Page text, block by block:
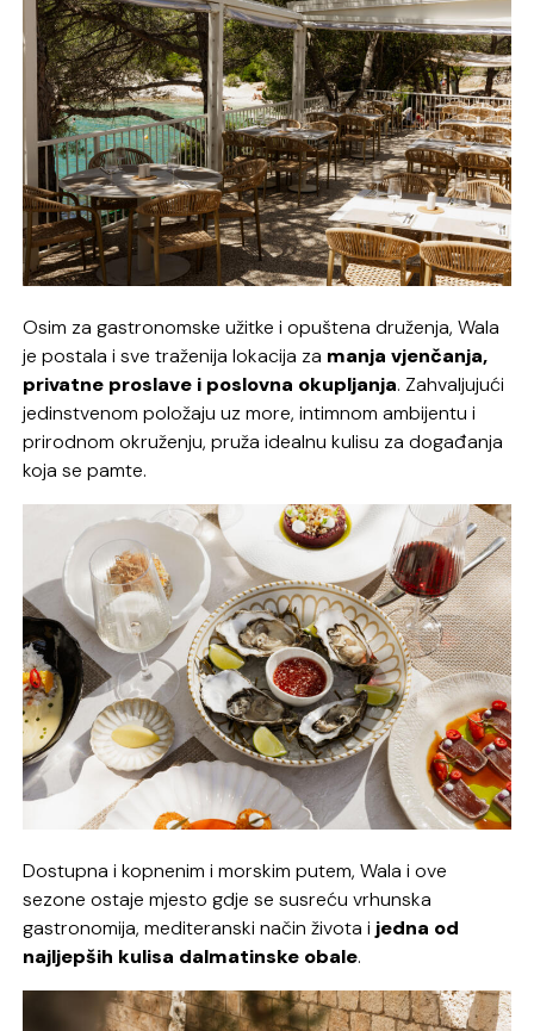
Osim za gastronomske užitke i opuštena druženja, Wala
je postala i sve traženija lokacija za manja vjenčanja,
privatne proslave i poslovna okupljanja. Zahvaljujući
jedinstvenom položaju uz more, intimnom ambijentu i
prirodnom okruženju, pruža idealnu kulisu za događanja
koja se pamte.
Dostupna i kopnenim i morskim putem, Wala i ove
sezone ostaje mjesto gdje se susreću vrhunska
gastronomija, mediteranski način života ijedna od
najljepših kulisa dalmatinske obale.